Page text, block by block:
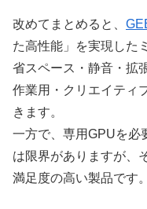
改めてまとめると、
た高性能」を実現した
省スペース・静音・拡
作業用・クリエイティ
きます。
一方で、専用GPUを必
は限界がありますが、
満足度の高い製品です。